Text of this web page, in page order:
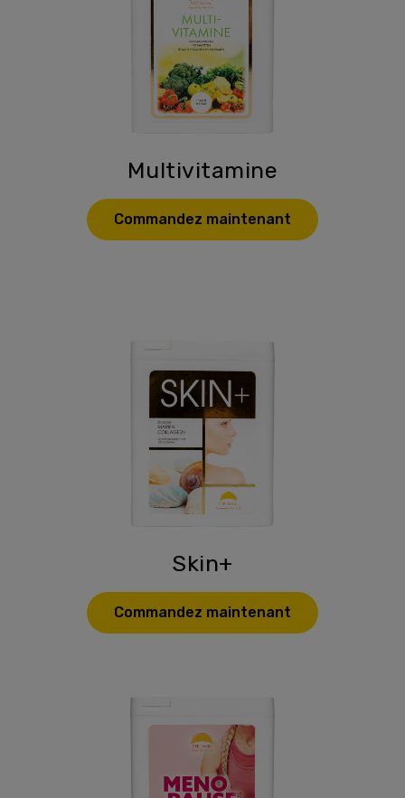
Multivitamine
Commandez maintenant
Skin+
Commandez maintenant